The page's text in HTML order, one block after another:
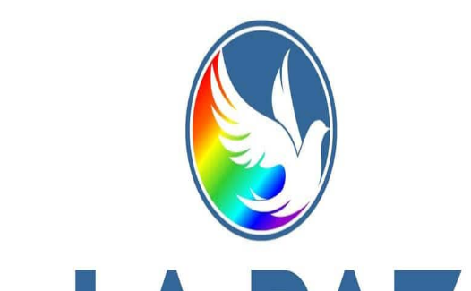
entró en
Publicación Siguiente
“Lucho” Cabrera logró su triunfo número veinte